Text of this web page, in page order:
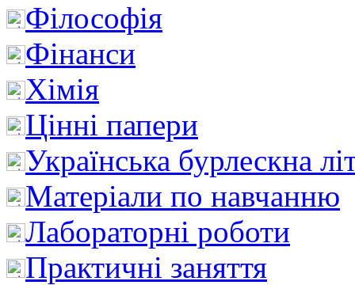
Філософія
Фінанси
Хімія
Цінні папери
Українська бурлескна
Матеріали по навчанню
Лабораторні роботи
Практичні заняття